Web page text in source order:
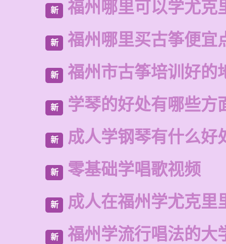
新 福州哪里可以学尤克
新 福州哪里买古筝便宜
新 福州市古筝培训好的
新 学琴的好处有哪些方
新 成人学钢琴有什么好
新 零基础学唱歌视频
新 成人在福州学尤克里
新 福州学流行唱法的大